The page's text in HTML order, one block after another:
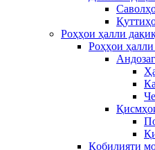
Роҳҳои ҳалли
Роҳҳои
Қобилияти